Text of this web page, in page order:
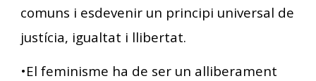
comuns i esdevenir un principi universal de
justícia, igualtat i llibertat.
•El feminisme ha de ser un alliberament